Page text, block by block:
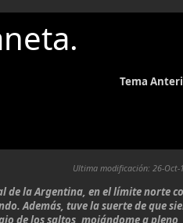
Tema
Ultima modificación: 26-Oct-
de la Argentina, en el límite norte
Además, tuve la suerte de que
de los saltos, mojándome a